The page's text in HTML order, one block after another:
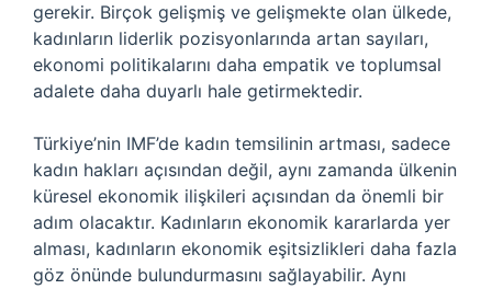
gerekir. Birçok gelişmiş ve gelişmekte olan ülkede,
kadınların liderlik pozisyonlarında artan sayıları,
ekonomi politikalarını daha empatik ve toplumsal
adalete daha duyarlı hale getirmektedir.
Türkiye’nin IMF’de kadın temsilinin artması, sadece
kadın hakları açısından değil, aynı zamanda ülkenin
küresel ekonomik ilişkileri açısından da önemli bir
adım olacaktır. Kadınların ekonomik kararlarda yer
alması, kadınların ekonomik eşitsizlikleri daha fazla
göz önünde bulundurmasını sağlayabilir. Aynı